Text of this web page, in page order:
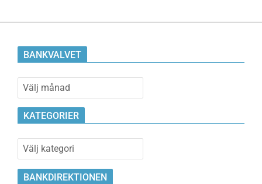
BANKVALVET
Bankvalvet
KATEGORIER
Kategorier
BANKDIREKTIONEN